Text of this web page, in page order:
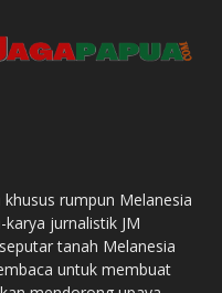
rumpun Melanesia
jurnalistik JM
tanah Melanesia
untuk membuat